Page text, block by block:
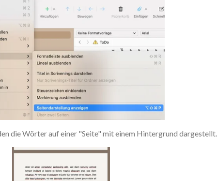
die Wörter auf einer "Seite" mit einem Hintergrund dargestellt.